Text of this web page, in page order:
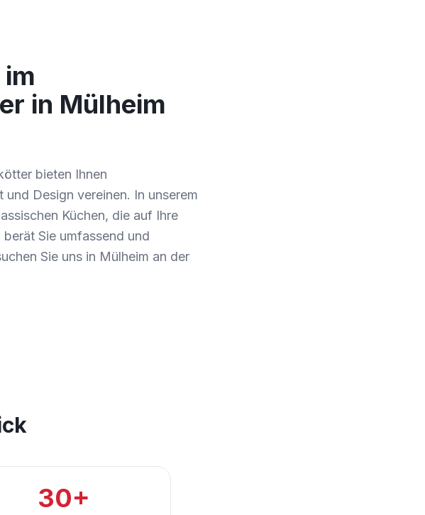
in Mülheim
bieten Ihnen
Design vereinen. In unserem
Küchen, die auf Ihre
Sie umfassend und
Sie uns in Mülheim an der
30+